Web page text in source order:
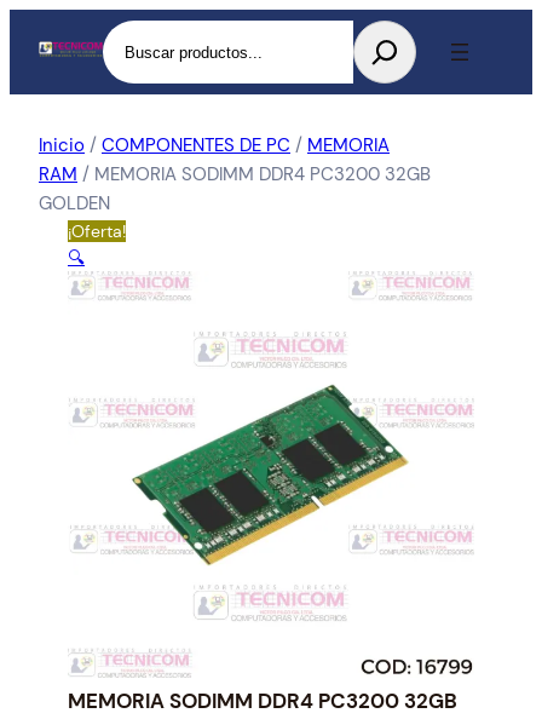
Buscar
Inicio / COMPONENTES DE PC / MEMORIA
RAM / MEMORIA SODIMM DDR4 PC3200 32GB
GOLDEN
¡Oferta!
🔍
MEMORIA SODIMM DDR4 PC3200 32GB